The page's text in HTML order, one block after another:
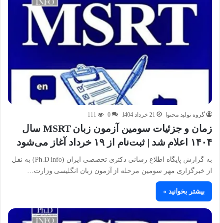
گروه تولید محتوا 21 خرداد 1404 0
111
زمان و جزئیات سومین آزمون زبان MSRT سال
۱۴۰۴ اعلام شد | ثبت‌نام از ۱۹ خرداد آغاز می‌شود
به گزارش پایگاه اطلاع رسانی دکتری تخصصی ایران (Ph.D info) به نقل
از خبرگزاری مهر سومین مرحله از آزمون زبان انگلیسی وزارت…
بیشتر بخوانید »